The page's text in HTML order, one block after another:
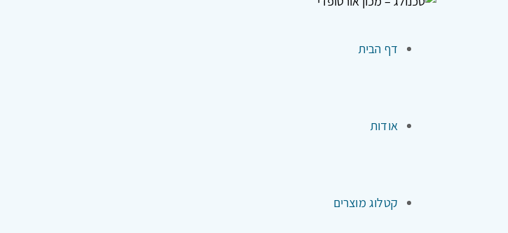
דף הבית
אודות
קטלוג מוצרים